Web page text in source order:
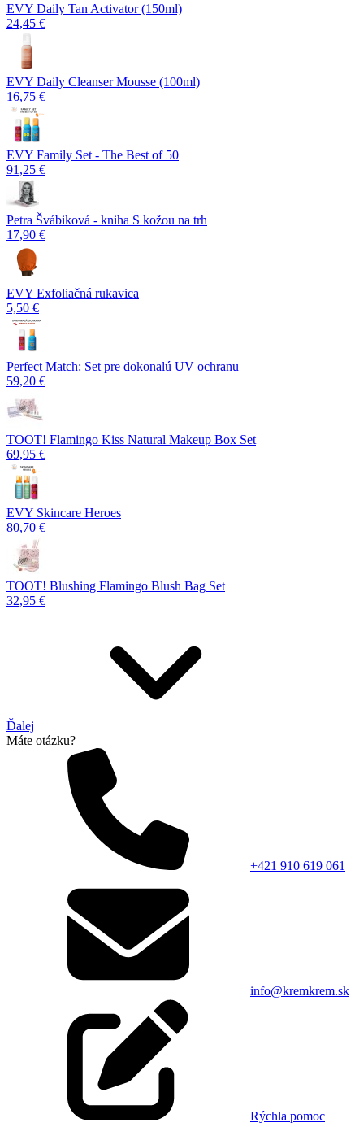
EVY Daily Tan Activator (150ml)
24,45 €
EVY Daily Cleanser Mousse (100ml)
16,75 €
EVY Family Set - The Best of 50
91,25 €
Petra Švábiková - kniha S kožou na trh
17,90 €
EVY Exfoliačná rukavica
5,50 €
Perfect Match: Set pre dokonalú UV ochranu
59,20 €
TOOT! Flamingo Kiss Natural Makeup Box Set
69,95 €
EVY Skincare Heroes
80,70 €
TOOT! Blushing Flamingo Blush Bag Set
32,95 €
Ďalej
Máte otázku?
+421 910 619 061
info@kremkrem.sk
Rýchla pomoc